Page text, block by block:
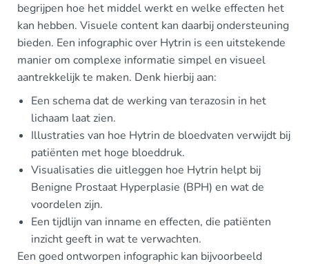
begrijpen hoe het middel werkt en welke effecten het
kan hebben. Visuele content kan daarbij ondersteuning
bieden. Een infographic over Hytrin is een uitstekende
manier om complexe informatie simpel en visueel
aantrekkelijk te maken. Denk hierbij aan:
Een schema dat de werking van terazosin in het
lichaam laat zien.
Illustraties van hoe Hytrin de bloedvaten verwijdt bij
patiënten met hoge bloeddruk.
Visualisaties die uitleggen hoe Hytrin helpt bij
Benigne Prostaat Hyperplasie (BPH) en wat de
voordelen zijn.
Een tijdlijn van inname en effecten, die patiënten
inzicht geeft in wat te verwachten.
Een goed ontworpen infographic kan bijvoorbeeld